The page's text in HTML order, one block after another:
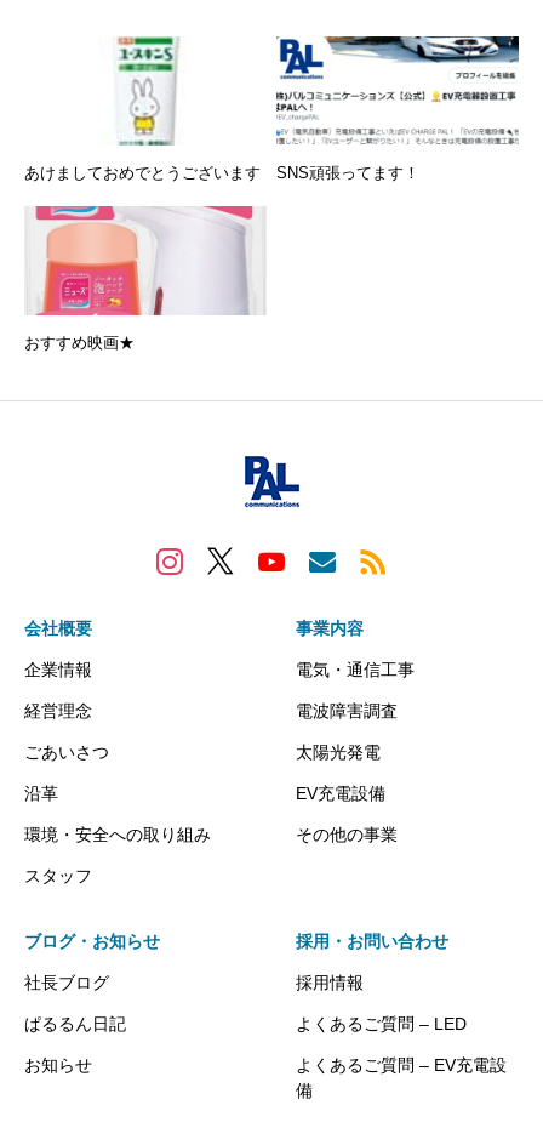
あけましておめでとうございます SNS頑張ってます！
おすすめ映画★
会社概要
企業情報
経営理念
ごあいさつ
沿革
環境・安全への取り組み
スタッフ
事業内容
電気・通信工事
電波障害調査
太陽光発電
EV充電設備
その他の事業
ブログ・お知らせ
社長ブログ
ぱるるん日記
お知らせ
採用・お問い合わせ
採用情報
よくあるご質問 – LED
よくあるご質問 – EV充電設
備